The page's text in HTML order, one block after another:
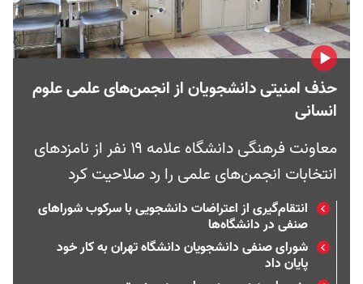
حذف امنیتی دانشجویان از انجمن‌های علمی علوم
انسانی
معاونت فرهنگی دانشگاه علامه ۱۹ نفر از نامزدهای
انتخابات انجمن‌های علمی را رد صلاحیت کرد
انتقام‌گیری از اعتراضات دانشجویی با سرکوب شوراهای
صنفی در دانشگاه‌ها
شورای صنفی دانشجویان دانشگاه تهران به کار خود
پایان داد